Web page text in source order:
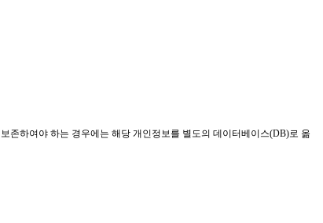
존하여야 하는 경우에는 해당 개인정보를 별도의 데이터베이스(DB)로 옮